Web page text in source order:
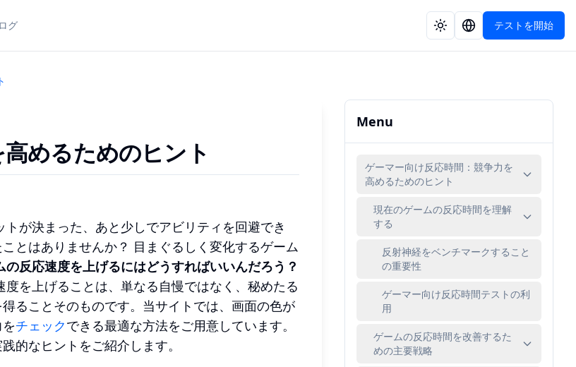
グ テストを開始
めるためのヒント
が決まった、あと少しでアビリティを回避でき
とはありませんか？ 目まぐるしく変化するゲーム
の反応速度を上げるにはどうすればいいんだろう？
を上げることは、単なる自慢ではなく、秘めたる
ることそのものです。当サイトでは、画面の色が
チェックできる最適な方法をご用意しています。
的なヒントをご紹介します。
Menu
ゲーマー向け反応時間：競争力を
高めるためのヒント
現在のゲームの反応時間を理解
する
反射神経をベンチマークすること
の重要性
ゲーマー向け反応時間テストの利
用
ゲームの反応時間を改善するた
めの主要戦略